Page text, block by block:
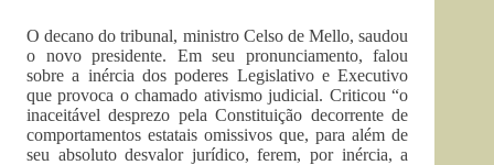
O decano do tribunal, ministro Celso de Mello, saudou
o novo presidente. Em seu pronunciamento, falou
sobre a inércia dos poderes Legislativo e Executivo
que provoca o chamado ativismo judicial. Criticou “o
inaceitável desprezo pela Constituição decorrente de
comportamentos estatais omissivos que, para além de
seu absoluto desvalor jurídico, ferem, por inércia, a